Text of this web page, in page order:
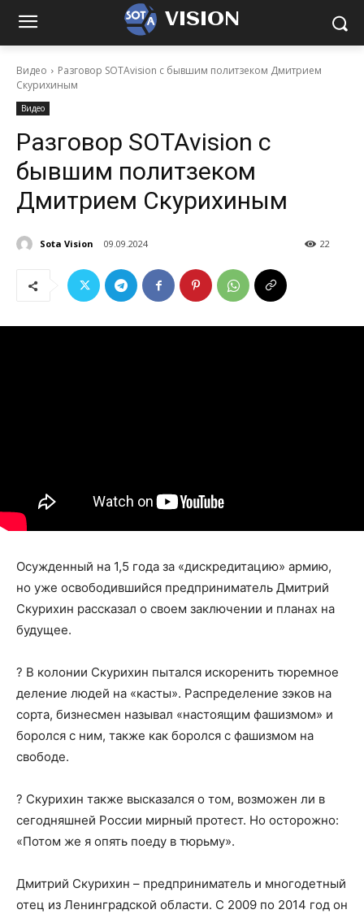
VISION
Видео
Разговор SOTAvision с бывшим политзеком Дмитрием
Скурихиным
Видео
Разговор SOTAvision с
бывшим политзеком
Дмитрием Скурихиным
Sota Vision 09.09.2024 22
Осужденный на 1,5 года за «дискредитацию» армию,
но уже освободившийся предприниматель Дмитрий
Скурихин рассказал о своем заключении и планах на
будущее.
? В колонии Скурихин пытался искоренить тюремное
деление людей на «касты». Распределение зэков на
сорта, бизнесмен называл «настоящим фашизмом» и
боролся с ним, также как боролся с фашизмом на
свободе.
? Скурихин также высказался о том, возможен ли в
сегодняшней России мирный протест. Но осторожно:
«Потом же я опять поеду в тюрьму».
Дмитрий Скурихин – предприниматель и многодетный
отец из Ленинградской области. С 2009 по 2014 год он